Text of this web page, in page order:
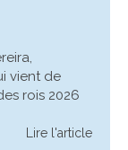
vient de
rois 2026
Lire l'article